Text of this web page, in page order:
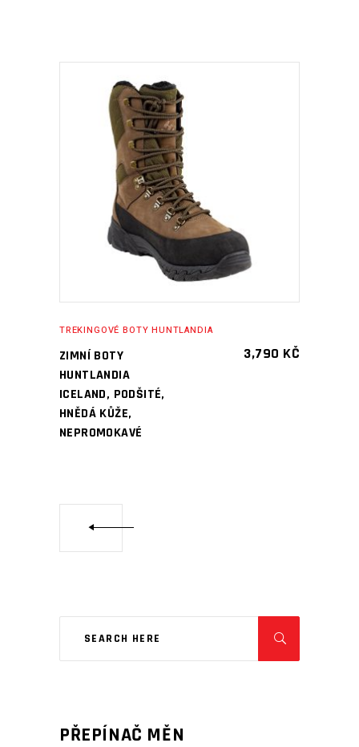
PŘIDAT DO KOŠÍKU
TREKINGOVÉ BOTY HUNTLANDIA
ZIMNÍ BOTY
HUNTLANDIA
ICELAND, PODŠITÉ,
HNĚDÁ KŮŽE,
NEPROMOKAVÉ
3,790 KČ
PŘEPÍNAČ MĚN